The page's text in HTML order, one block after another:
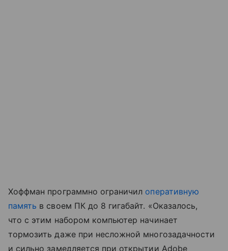
Хоффман программно ограничил оперативную
память в своем ПК до 8 гигабайт. «Оказалось,
что с этим набором компьютер начинает
тормозить даже при несложной многозадачности
и сильно замедляется при открытии Adobe